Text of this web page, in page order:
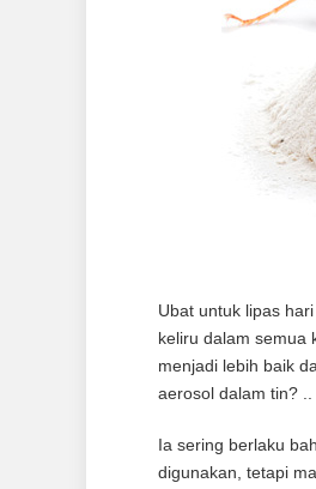
Ubat untuk lipas
keliru dalam semua
menjadi lebih baik
aerosol dalam tin? ..
Ia sering berlaku
digunakan, tetapi